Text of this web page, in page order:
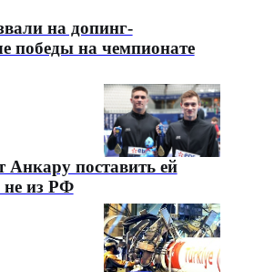
на допинг-
победы на чемпионате
Анкару поставить ей
не из РФ